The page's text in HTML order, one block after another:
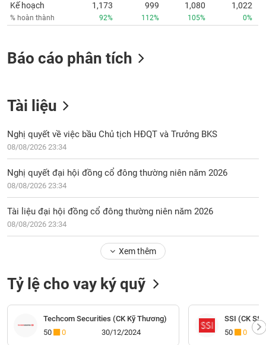
Kế hoạch
% hoàn thành
1,173
92%
999
112%
1,080
105%
1,022
0%
Báo cáo phân tích
Tài liệu
Nghị quyết về việc bầu Chủ tịch HĐQT và Trưởng BKS
08/08/2026 23:34
Nghị quyết đại hội đồng cổ đông thường niên năm 2026
08/08/2026 23:34
Tài liệu đại hội đồng cổ đông thường niên năm 2026
08/08/2026 23:34
Xem thêm
Tỷ lệ cho vay ký quỹ
Techcom Securities (CK Kỹ Thương)
50
0 30/12/2024
SSI (CK
50
0